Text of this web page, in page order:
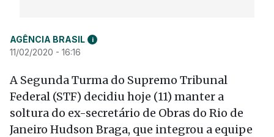
AGÊNCIA BRASIL i
11/02/2020 - 16:16
A Segunda Turma do Supremo Tribunal
Federal (STF) decidiu hoje (11) manter a
soltura do ex-secretário de Obras do Rio de
Janeiro Hudson Braga, que integrou a equipe